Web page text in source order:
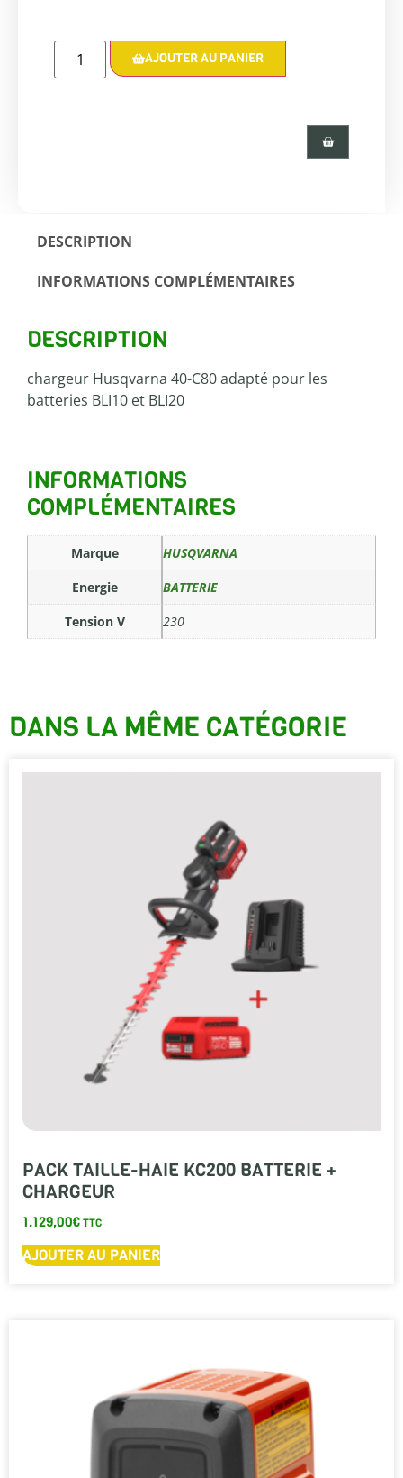
AJOUTER AU PANIER
DESCRIPTION
INFORMATIONS COMPLÉMENTAIRES
DESCRIPTION
chargeur Husqvarna 40-C80 adapté pour les
batteries BLI10 et BLI20
INFORMATIONS
COMPLÉMENTAIRES
Energie BATTERIE
Marque HUSQVARNA
Tension V 230
DANS LA MÊME CATÉGORIE
PACK TAILLE-HAIE KC200 BATTERIE +
CHARGEUR
1.129,00€TTC
AJOUTER AU PANIER